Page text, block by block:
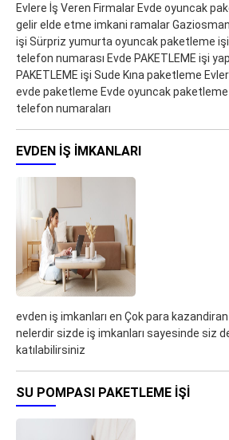
Evlere İş Veren Firmalar Evde oyuncak
gelir elde etme imkani ramalar
işi Sürpriz yumurta oyuncak paketleme
telefon numarası Evde PAKETLEME işi
PAKETLEME işi Sude Kına paketleme
evde paketleme Evde oyuncak
telefon numaraları
EVDEN IŞ IMKANLARI
evden iş imkanları en Çok para
nelerdir sizde iş imkanları sayesinde siz
katılabilirsiniz
SU POMPASI PAKETLEME IŞI